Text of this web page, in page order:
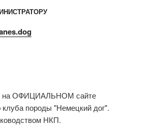
на ОФИЦИАЛЬНОМ сайте
клуба породы "Немецкий дог".
НКП.